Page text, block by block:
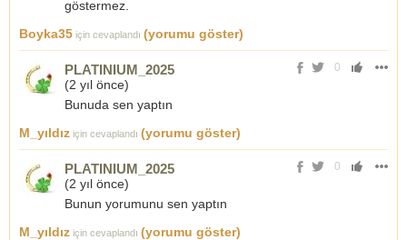
göstermez.
Boyka35 için cevaplandı (yorumu göster)
0
PLATINIUM_2025
(2 yıl önce)
Bunuda sen yaptın
M_yıldız için cevaplandı (yorumu göster)
0
PLATINIUM_2025
(2 yıl önce)
Bunun yorumunu sen yaptın
M_yıldız için cevaplandı (yorumu göster)